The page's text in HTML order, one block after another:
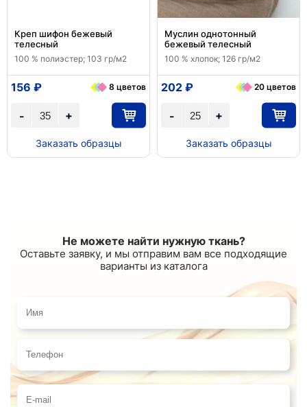
Креп шифон бежевый
телесный
100 % полиэстер; 103 гр/м2
+
-
156 ₽ 8 цветов
Заказать образцы
Муслин однотонный
бежевый телесный
100 % хлопок; 126 гр/м2
+
-
202 ₽ 20 цветов
Заказать образцы
Не можете найти нужную ткань?
Оставьте заявку, и мы отправим вам все подходящие
варианты из каталога
Имя
Телефон
E-mail